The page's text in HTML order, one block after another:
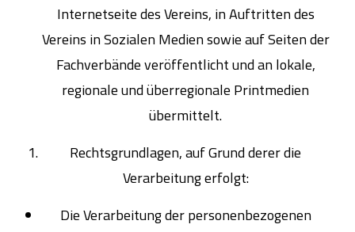
Internetseite des Vereins, in Auftritten des
Vereins in Sozialen Medien sowie auf Seiten der
Fachverbände veröffentlicht und an lokale,
regionale und überregionale Printmedien
übermittelt.
Rechtsgrundlagen, auf Grund derer die
Verarbeitung erfolgt:
Die Verarbeitung der personenbezogenen